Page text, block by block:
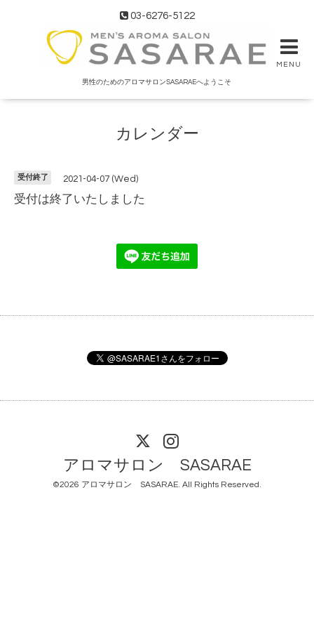
03-6276-5122
MENU
男性のためのアロマサロンSASARAEへようこそ
カレンダー
受付終了 2021-04-07 (Wed)
受付は終了いたしました
アロマサロン SASARAE
©2026 アロマサロン SASARAE. All Rights Reserved.